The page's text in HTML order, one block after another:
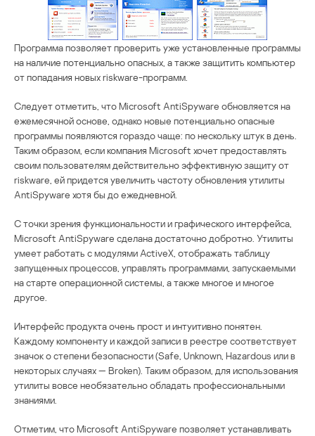
Программа позволяет проверить уже установленные программы
на наличие потенциально опасных, а также защитить компьютер
от попадания новых riskware-программ.
Следует отметить, что Microsoft AntiSpyware обновляется на
ежемесячной основе, однако новые потенциально опасные
программы появляются гораздо чаще: по нескольку штук в день.
Таким образом, если компания Microsoft хочет предоставлять
своим пользователям действительно эффективную защиту от
riskware, ей придется увеличить частоту обновления утилиты
AntiSpyware хотя бы до ежедневной.
С точки зрения функциональности и графического интерфейса,
Microsoft AntiSpyware сделана достаточно добротно. Утилиты
умеет работать с модулями ActiveX, отображать таблицу
запущенных процессов, управлять программами, запускаемыми
на старте операционной системы, а также многое и многое
другое.
Интерфейс продукта очень прост и интуитивно понятен.
Каждому компоненту и каждой записи в реестре соответствует
значок о степени безопасности (Safe, Unknown, Hazardous или в
некоторых случаях — Broken). Таким образом, для использования
утилиты вовсе необязательно обладать профессиональными
знаниями.
Отметим, что Microsoft AntiSpyware позволяет устанавливать